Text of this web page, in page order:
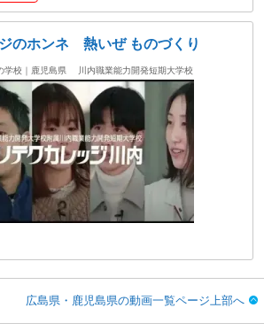
のホンネ 熱いぜ ものづくり
学校｜鹿児島県 川内職業能力開発短期大学校
広島県・鹿児島県の動画一覧ページ上部へ